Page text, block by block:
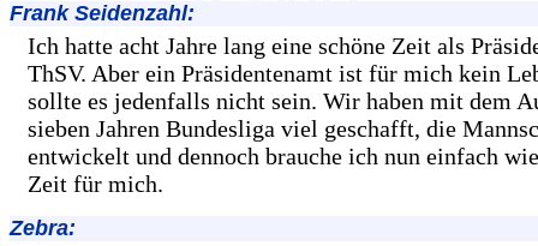
Frank Seidenzahl:
Ich hatte acht Jahre lang eine schöne Zeit als
ThSV. Aber ein Präsidentenamt ist für mich kein
sollte es jedenfalls nicht sein. Wir haben mit dem
sieben Jahren Bundesliga viel geschafft, die
entwickelt und dennoch brauche ich nun einfach
Zeit für mich.
Zebra: